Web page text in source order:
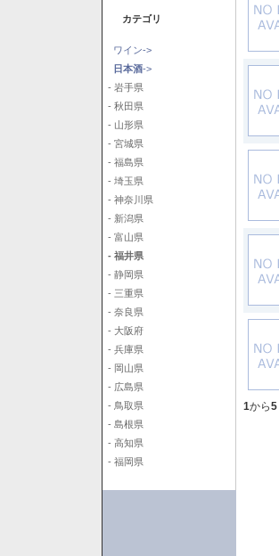
カテゴリ
ワイン->
日本酒->
- 岩手県
- 秋田県
- 山形県
- 宮城県
- 福島県
- 埼玉県
- 神奈川県
- 新潟県
- 富山県
- 福井県
- 静岡県
- 三重県
- 奈良県
- 大阪府
- 兵庫県
- 岡山県
- 広島県
- 鳥取県
- 島根県
- 高知県
- 福岡県
1から5